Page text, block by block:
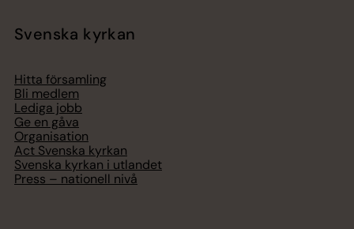
Svenska kyrkan
Hitta församling
Bli medlem
Lediga jobb
Ge en gåva
Organisation
Act Svenska kyrkan
Svenska kyrkan i utlandet
Press – nationell nivå